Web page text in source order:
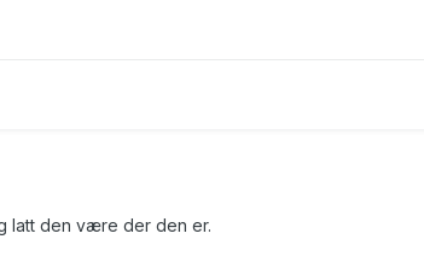
latt den være der den er.